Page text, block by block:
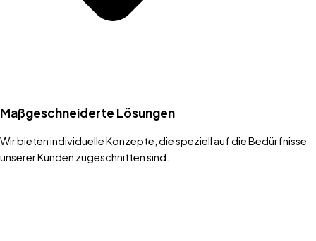
Maßgeschneiderte Lösungen
Wir bieten individuelle Konzepte, die speziell auf die Bedürfnisse
unserer Kunden zugeschnitten sind.